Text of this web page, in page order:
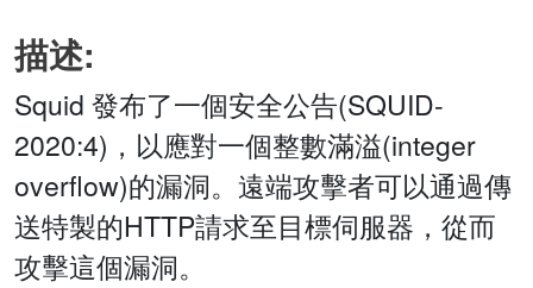
描述:
Squid 發布了一個安全公告(SQUID-
2020:4)，以應對一個整數滿溢(integer
overflow)的漏洞。遠端攻擊者可以通過傳
送特製的HTTP請求至目標伺服器，從而
攻擊這個漏洞。